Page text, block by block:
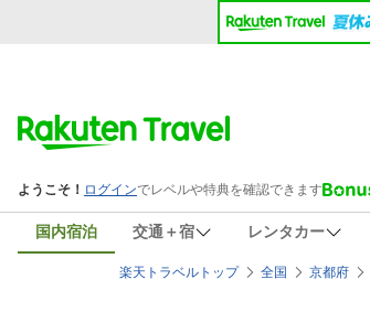
国内宿泊 交通＋宿 レンタカー
楽天トラベルトップ 全国 京都府